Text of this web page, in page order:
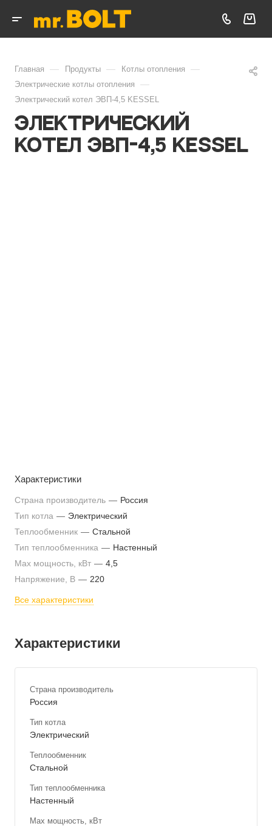
Главная — Продукты — Котлы отопления —
Электрические котлы отопления —
Электрический котел ЭВП-4,5 KESSEL
Электрический
котел ЭВП-4,5 KESSEL
Характеристики
Страна производитель — Россия
Тип котла — Электрический
Теплообменник — Стальной
Тип теплообменника — Настенный
Max мощность, кВт — 4,5
Напряжение, В — 220
Все характеристики
Характеристики
Страна производитель
Россия
Тип котла
Электрический
Теплообменник
Стальной
Тип теплообменника
Настенный
Max мощность, кВт